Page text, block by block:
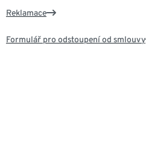
Reklamace
Formulář pro odstoupení od smlouvy